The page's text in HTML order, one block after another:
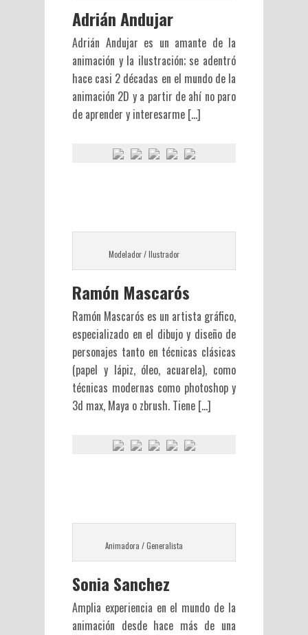
Adrián Andujar
Adrián Andujar es un amante de la
animación y la ilustración; se adentró
hace casi 2 décadas en el mundo de la
animación 2D y a partir de ahí no paro
de aprender y interesarme […]
Modelador / Ilustrador
Ramón Mascarós
Ramón Mascarós es un artista gráfico,
especializado en el dibujo y diseño de
personajes tanto en técnicas clásicas
(papel y lápiz, óleo, acuarela), como
técnicas modernas como photoshop y
3d max, Maya o zbrush. Tiene […]
Animadora / Generalista
Sonia Sanchez
Amplia experiencia en el mundo de la
animación desde hace más de una